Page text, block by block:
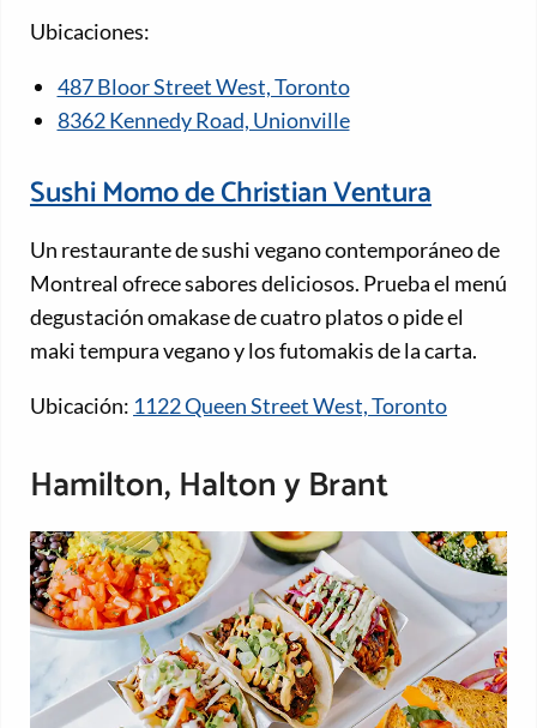
Ubicaciones:
487 Bloor Street West, Toronto
8362 Kennedy Road, Unionville
Sushi Momo de Christian Ventura
Un restaurante de sushi vegano contemporáneo de
Montreal ofrece sabores deliciosos. Prueba el menú
degustación omakase de cuatro platos o pide el
maki tempura vegano y los futomakis de la carta.
Ubicación: 1122 Queen Street West, Toronto
Hamilton, Halton y Brant